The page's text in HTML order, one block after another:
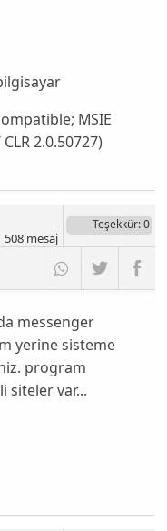
MSIE
2.0.50727)
Teşekkür: 0
508mesaj
messenger
yerine sisteme
program
siteler var...